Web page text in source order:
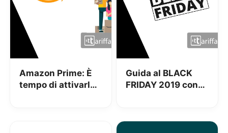
Amazon Prime: È
tempo di attivarlo,
Guida al BLACK
FRIDAY 2019 con